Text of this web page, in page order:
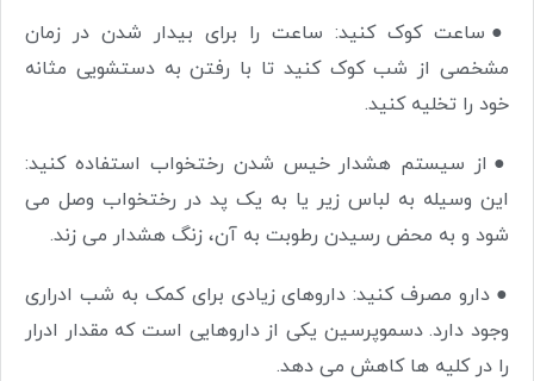
● ساعت کوک کنید: ساعت را برای بیدار شدن در زمان
مشخصی از شب کوک کنید تا با رفتن به دستشویی مثانه
خود را تخلیه کنید.
● از سیستم هشدار خیس شدن رختخواب استفاده کنید:
این وسیله به لباس زیر یا به یک پد در رختخواب وصل می
شود و به محض رسیدن رطوبت به آن، زنگ هشدار می زند.
● دارو مصرف کنید: داروهای زیادی برای کمک به شب ادراری
وجود دارد. دسموپرسین یکی از داروهایی است که مقدار ادرار
را در کلیه ها کاهش می دهد.